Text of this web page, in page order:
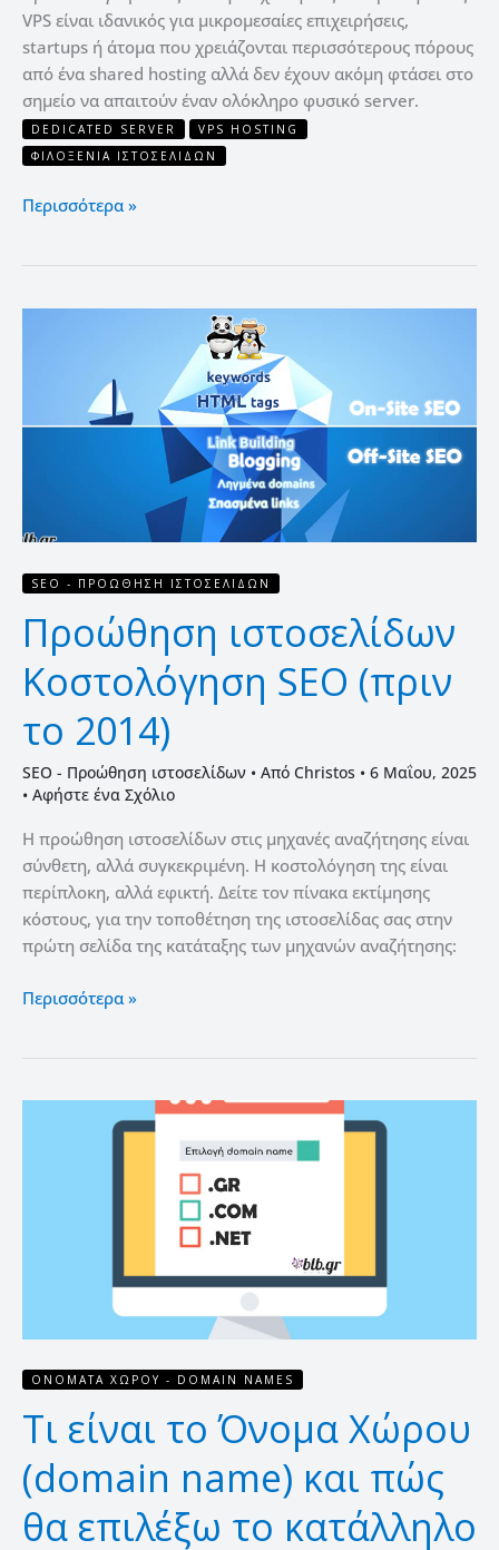
VPS είναι ιδανικός για μικρομεσαίες επιχειρήσεις,
startups ή άτομα που χρειάζονται περισσότερους πόρους
από ένα shared hosting αλλά δεν έχουν ακόμη φτάσει στο
σημείο να απαιτούν έναν ολόκληρο φυσικό server.
DEDICATED SERVER
VPS HOSTING
ΦΙΛΟΞΕΝΊΑ ΙΣΤΟΣΕΛΊΔΩΝ
Περισσότερα »
SEO - ΠΡΟΏΘΗΣΗ ΙΣΤΟΣΕΛΊΔΩΝ
Προώθηση ιστοσελίδων
Κοστολόγηση SEO (πριν
το 2014)
SEO - Προώθηση ιστοσελίδων • Από Christos • 6 Μαΐου, 2025
• Αφήστε ένα Σχόλιο
Η προώθηση ιστοσελίδων στις μηχανές αναζήτησης είναι
σύνθετη, αλλά συγκεκριμένη. Η κοστολόγηση της είναι
περίπλοκη, αλλά εφικτή. Δείτε τον πίνακα εκτίμησης
κόστους, για την τοποθέτηση της ιστοσελίδας σας στην
πρώτη σελίδα της κατάταξης των μηχανών αναζήτησης:
Κοστολόγηση
(πριν
Περισσότερα »
ΟΝΌΜΑΤΑ ΧΏΡΟΥ - DOMAIN NAMES
Τι είναι το Όνομα Χώρου
(domain name) και πώς
θα επιλέξω το κατάλληλο
επιλέξω
κατάλληλο